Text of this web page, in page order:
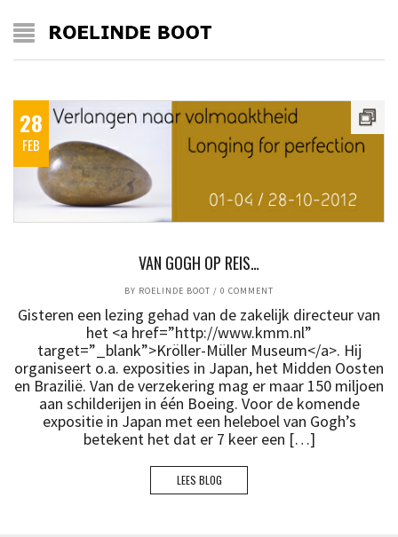
28
FEB
VAN GOGH OP REIS…
BY ROELINDE BOOT / 0 COMMENT
Gisteren een lezing gehad van de zakelijk directeur van
het <a href=”http://www.kmm.nl”
target=”_blank”>Kröller-Müller Museum</a>. Hij
organiseert o.a. exposities in Japan, het Midden Oosten
en Brazilië. Van de verzekering mag er maar 150 miljoen
aan schilderijen in één Boeing. Voor de komende
expositie in Japan met een heleboel van Gogh’s
betekent het dat er 7 keer een […]
LEES BLOG